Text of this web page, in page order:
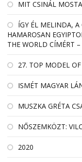
MIT CSINÁL
ÍGY ÉL MELINDA, A
HAMAROSAN
THE WORLD CÍMÉRT
27. TOP MODEL
ISMÉT MAGYAR
MUSZKA GRÉTA
NŐSZEMKÖZT:
2020